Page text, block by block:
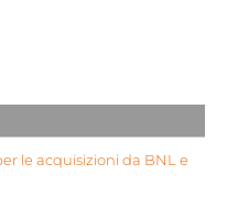
le acquisizioni da BNL e